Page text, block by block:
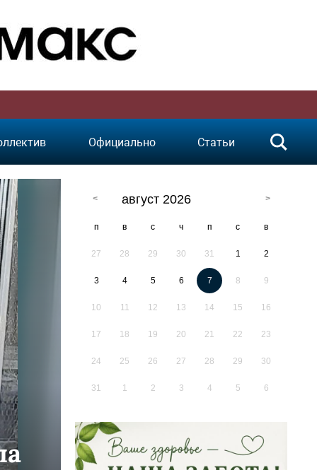
Официально Статьи
август 2026
п в с ч п с в
27 28 29 30 31 1 2
3 4 5 6 7 8 9
10 11 12 13 14 15 16
17 18 19 20 21 22 23
24 25 26 27 28 29 30
31 1 2 3 4 5 6